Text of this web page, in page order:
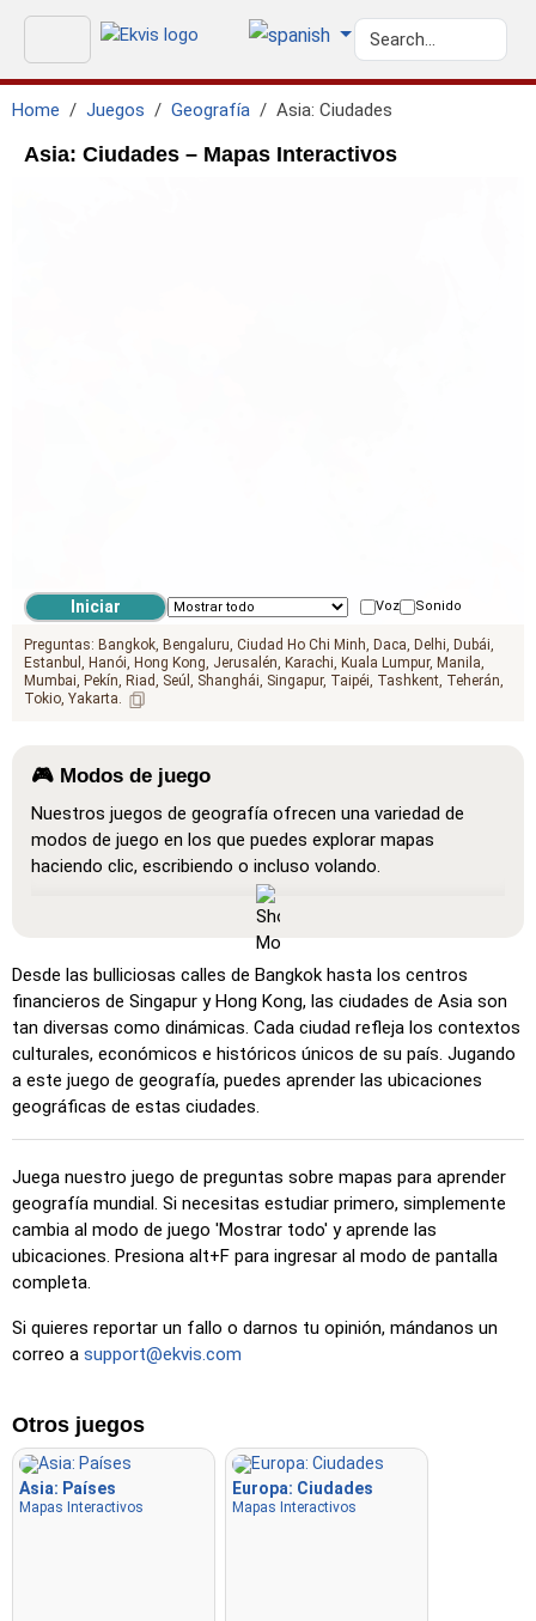
Home Juegos Geografía Asia: Ciudades
Asia: Ciudades – Mapas Interactivos
Voz Sonido
Preguntas: Bangkok Bengaluru Ciudad Ho Chi Minh Daca Delhi
Dubái
Estanbul
Hanói Hong Kong Jerusalén Karachi Kuala Lumpur Manila
Mumbai
Pekín Riad Seúl Shanghái Singapur Taipéi Tashkent Teherán
Tokio Yakarta
🎮 Modos de juego
Nuestros juegos de geografía ofrecen una variedad de
modos de juego en los que puedes explorar mapas
haciendo clic, escribiendo o incluso volando.
: Un modo de aprendizaje donde todas las
ubicaciones son visibles en el mapa, lo que facilita el
Haz clic en… (muy fácil): Funciona como 'Haz clic en…',
pero al pasar el cursor sobre una ubicación, se muestra su
nombre.
Haz clic en… (fácil): Similar a 'Haz clic en…', pero se
resaltan tres ubicaciones posibles para facilitar la
selección.
Haz clic en…: Haz clic exactamente en la ubicación
indicada.
Haz clic en… (difícil): Como 'Haz clic en…', pero las
ubicaciones vuelven a su color original después de ser
seleccionadas.
Haz clic en… (sin fronteras): Como 'Haz clic en…', pero
sin bordes visibles, lo que lo hace más desafiante.
se muestra una bandera, sin nombres.
Opción múltiple
: Elige la opción correcta entre cuatro
haciendo clic o presionando las teclas 1–4.
Desde las bulliciosas calles de Bangkok hasta los centros
financieros de Singapur y Hong Kong, las ciudades de Asia son
tan diversas como dinámicas. Cada ciudad refleja los contextos
culturales, económicos e históricos únicos de su país. Jugando
a este juego de geografía, puedes aprender las ubicaciones
geográficas de estas ciudades.
Juega nuestro juego de preguntas sobre mapas para aprender
geografía mundial. Si necesitas estudiar primero, simplemente
cambia al modo de juego 'Mostrar todo' y aprende las
ubicaciones. Presiona alt+F para ingresar al modo de pantalla
completa.
Si quieres reportar un fallo o darnos tu opinión, mándanos un
correo a support@ekvis.com
Otros juegos
Asia: Países
Mapas Interactivos
Europa: Ciudades
Mapas Interactivos